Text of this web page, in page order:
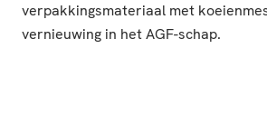
verpakkingsmateriaal met
vernieuwing in het AGF-schap.